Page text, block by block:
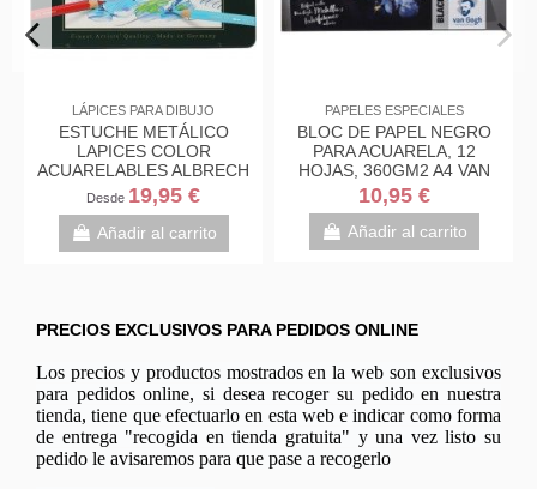
LÁPICES PARA DIBUJO
ESTUCHE METÁLICO
LAPICES COLOR
ACUARELABLES ALBRECH
DURER FABER CASTELL
Desde 19,95 €
Añadir al carrito
PAPELES ESPECIALES
BLOC DE PAPEL NEGRO
PARA ACUARELA, 12
HOJAS, 360GM2 A4 VAN
GOGH
10,95 €
Añadir al carrito
PRECIOS EXCLUSIVOS PARA PEDIDOS ONLINE
Los precios y productos mostrados en la web son exclusivos
para pedidos online, si desea recoger su pedido en nuestra
tienda, tiene que efectuarlo en esta web e indicar como forma
de entrega "recogida en tienda gratuita" y una vez listo su
pedido le avisaremos para que pase a recogerlo